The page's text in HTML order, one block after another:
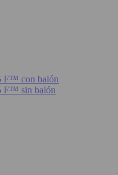
F™ con balón
F™ sin balón